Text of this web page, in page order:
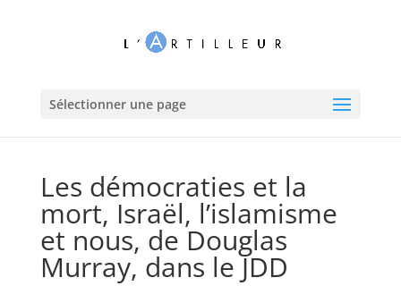
Sélectionner une page
Les démocraties et la
mort, Israël, l’islamisme
et nous, de Douglas
Murray, dans le JDD